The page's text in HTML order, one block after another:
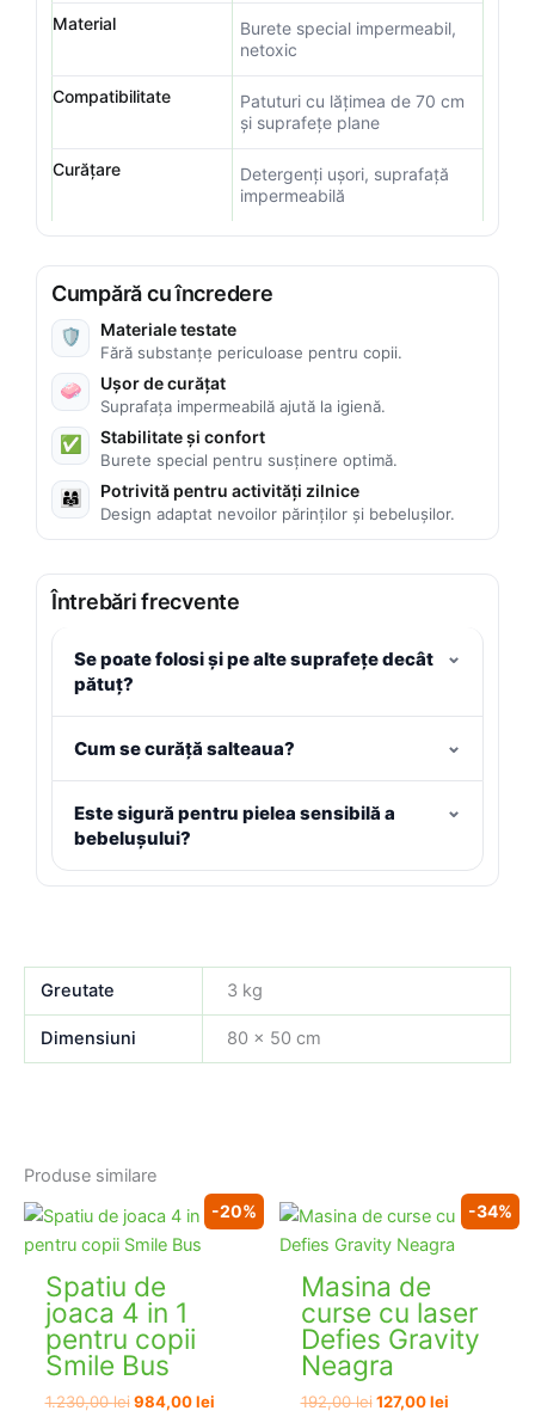
Material
Burete special impermeabil,
netoxic
Compatibilitate
Patuturi cu lățimea de 70 cm
și suprafețe plane
Curățare
Detergenți ușori, suprafață
impermeabilă
Cumpără cu încredere
🛡️ Materiale testate
Fără substanțe periculoase pentru copii.
🧼 Ușor de curățat
Suprafața impermeabilă ajută la igienă.
✅ Stabilitate și confort
Burete special pentru susținere optimă.
👨‍👩‍👧 Potrivită pentru activități zilnice
Design adaptat nevoilor părinților și bebelușilor.
Întrebări frecvente
Se poate folosi și pe alte suprafețe decât
pătuț?
Cum se curăță salteaua?
Este sigură pentru pielea sensibilă a
bebelușului?
Greutate 3 kg
Dimensiuni 80 × 50 cm
Produse similare
-20%
Spatiu de
joaca 4 in 1
pentru copii
Smile Bus
1.230,00lei Prețul
984,00leiPrețul
-34%
Masina de
curse cu laser
Defies Gravity
Neagra
192,00lei Prețul
127,00leiPrețul